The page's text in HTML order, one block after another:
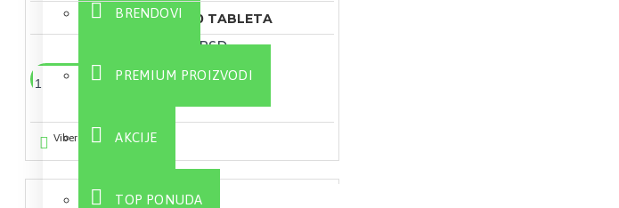
BRENDOVI
PREMIUM PROIZVODI
AKCIJE
TOP PONUDA
ALA600-SOD 20 TABLETA
3.001,20 RSD
Dodaj u korpu
Viber Whatsapp